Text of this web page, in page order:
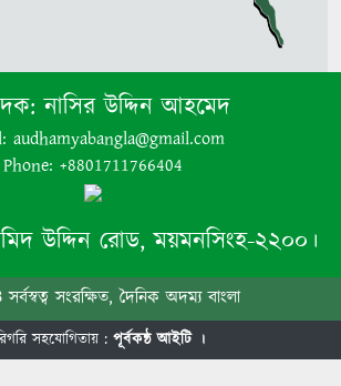
নাসির উদ্দিন আহমেদ
audhamyabangla@gmail.com
Phone: +8801711766404
উদ্দিন রোড, ময়মনসিংহ-২২০০।
সংরক্ষিত, দৈনিক অদম্য বাংলা
সহযোগিতায় : পূর্বকন্ঠ আইটি ।